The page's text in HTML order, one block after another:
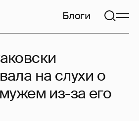
Блоги
на слухи о
из-за его